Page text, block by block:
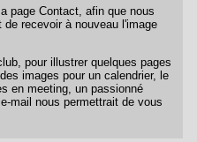
page Contact , afin que nous
recevoir à nouveau l'image
pour illustrer quelques pages
images pour un calendrier, le
en meeting, un passionné
mail nous permettrait de vous